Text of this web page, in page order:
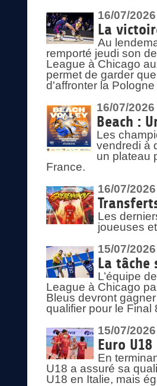
16/07/2026
La
Au
remporté jeudi son
League à Chicago
permet de garder
d'affronter la
16/07/2026
Beach :
Les
vendredi à
un plateau
France.
16/07/2026
Les
joueuses
15/07/2026
La tâche
L’équipe
League à Chicago
Bleus devront
qualifier pour le Final
15/07/2026
Euro
En
U18 a assuré sa
U18 en Italie, mais